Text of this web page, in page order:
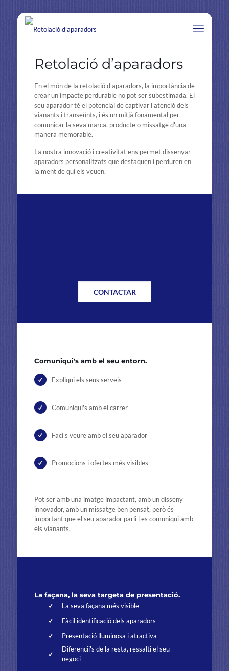
Retolació d’aparadors
En el món de la retolació d'aparadors, la importància de
crear un impacte perdurable no pot ser subestimada. El
seu aparador té el potencial de captivar l'atenció dels
vianants i transeünts, i és un mitjà fonamental per
comunicar la seva marca, producte o missatge d'una
manera memorable.
La nostra innovació i creativitat ens permet dissenyar
aparadors personalitzats que destaquen i perduren en
la ment de qui els veuen.
CONTACTAR
Comuniqui's amb el seu entorn.
Expliqui els seus serveis
Comuniqui's amb el carrer
Faci's veure amb el seu aparador
Promocions i ofertes més visibles
Pot ser amb una imatge impactant, amb un disseny
innovador, amb un missatge ben pensat, però és
important que el seu aparador parli i es comuniqui amb
els vianants.
La façana, la seva targeta de presentació.
La seva façana més visible
Fàcil identificació dels aparadors
Presentació lluminosa i atractiva
Diferencii's de la resta, ressalti el seu
negoci